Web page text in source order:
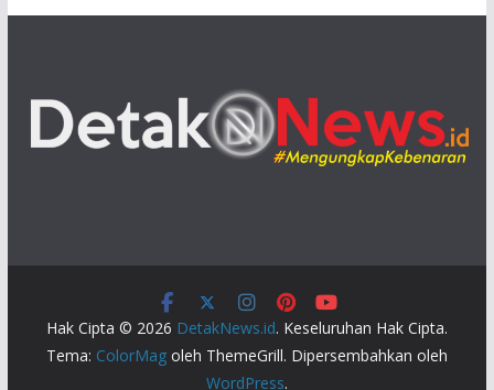
Hak Cipta © 2026 DetakNews.id. Keseluruhan Hak Cipta.
Tema: ColorMagoleh ThemeGrill. Dipersembahkan oleh
WordPress.